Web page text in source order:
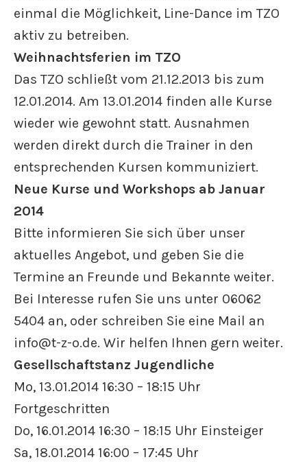
einmal die Möglichkeit, Line-Dance im TZO
aktiv zu betreiben.
Weihnachtsferien im TZO
Das TZO schließt vom 21.12.2013 bis zum
12.01.2014. Am 13.01.2014 finden alle Kurse
wieder wie gewohnt statt. Ausnahmen
werden direkt durch die Trainer in den
entsprechenden Kursen kommuniziert.
Neue Kurse und Workshops ab Januar
2014
Bitte informieren Sie sich über unser
aktuelles Angebot, und geben Sie die
Termine an Freunde und Bekannte weiter.
Bei Interesse rufen Sie uns unter 06062
5404 an, oder schreiben Sie eine Mail an
info@t-z-o.de. Wir helfen Ihnen gern weiter.
Gesellschaftstanz Jugendliche
Mo, 13.01.2014 16:30 – 18:15 Uhr
Fortgeschritten
Do, 16.01.2014 16:30 – 18:15 Uhr Einsteiger
Sa, 18.01.2014 16:00 – 17:45 Uhr